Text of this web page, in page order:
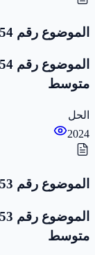
الموضوع رقم 54
متوسط
الحل
2024
الموضوع رقم 53
متوسط